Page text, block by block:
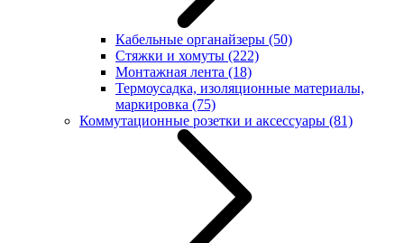
Кабельные органайзеры (50)
Стяжки и хомуты (222)
Монтажная лента (18)
Термоусадка, изоляционные материалы,
маркировка (75)
Коммутационные розетки и аксессуары (81)